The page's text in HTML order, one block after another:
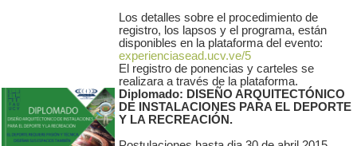
Los detalles sobre el procedimiento de
registro, los lapsos y el programa, están
disponibles en la plataforma del evento:
experienciasead.ucv.ve/5
El registro de ponencias y carteles se
realizara a través de la plataforma.
Diplomado: DISEÑO ARQUITECTÓNICO
DE INSTALACIONES PARA EL DEPORTE
Y LA RECREACIÓN.